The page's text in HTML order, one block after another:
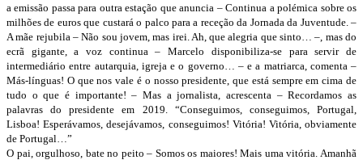
a emissão passa para outra estação que anuncia – Continua a polémica sobre os
milhões de euros que custará o palco para a receção da Jornada da Juventude. –
A mãe rejubila – Não sou jovem, mas irei. Ah, que alegria que sinto… –, mas do
ecrã gigante, a voz continua – Marcelo disponibiliza-se para servir de
intermediário entre autarquia, igreja e o governo… – e a matriarca, comenta –
Más-línguas! O que nos vale é o nosso presidente, que está sempre em cima de
tudo o que é importante! – Mas a jornalista, acrescenta – Recordamos as
palavras do presidente em 2019. “Conseguimos, conseguimos, Portugal,
Lisboa! Esperávamos, desejávamos, conseguimos! Vitória! Vitória, obviamente
de Portugal…”
O pai, orgulhoso, bate no peito – Somos os maiores! Mais uma vitória. Amanhã